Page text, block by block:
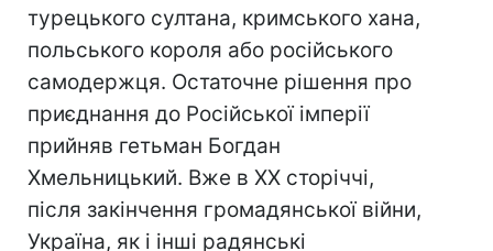
турецького султана, кримського хана,
польського короля або російського
самодержця. Остаточне рішення про
приєднання до Російської імперії
прийняв гетьман Богдан
Хмельницький. Вже в ХХ сторіччі,
після закінчення громадянської війни,
Україна, як і інші радянські